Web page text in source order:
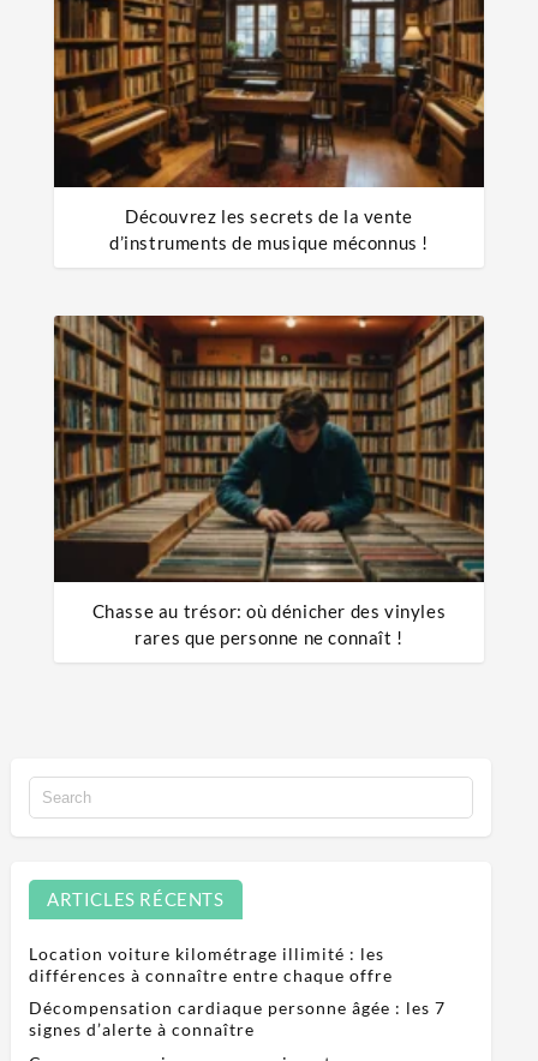
Découvrez les secrets de la vente
d’instruments de musique méconnus !
Chasse au trésor: où dénicher des vinyles
rares que personne ne connaît !
ARTICLES RÉCENTS
Location voiture kilométrage illimité : les
différences à connaître entre chaque offre
Décompensation cardiaque personne âgée : les 7
signes d’alerte à connaître